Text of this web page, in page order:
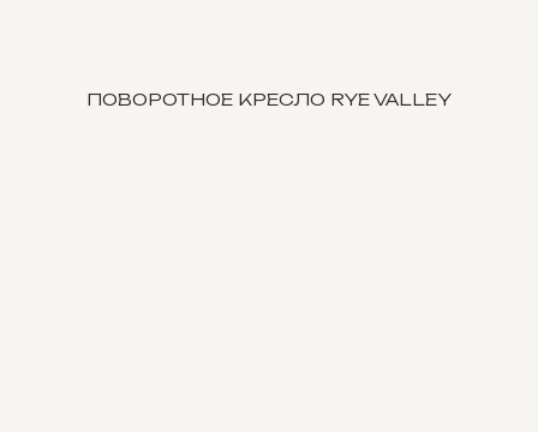
ПОВОРОТНОЕ КРЕСЛО RYE VALLEY